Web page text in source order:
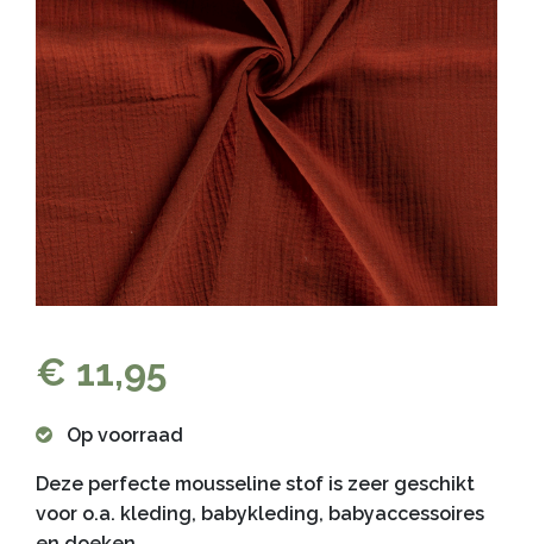
€ 11,95
Op voorraad
Deze perfecte mousseline stof is zeer geschikt
voor o.a. kleding, babykleding, babyaccessoires